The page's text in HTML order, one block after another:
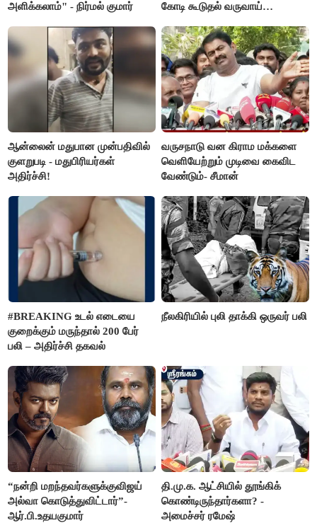
அளிக்கலாம்" - நிர்மல் குமார்
கோடி கூடுதல் வருவாய்
மார்க்கண்டேயன்
ஆன்லைன் மதுபான முன்பதிவில்
குளறுபடி - மதுபிரியர்கள்
அதிர்ச்சி!
வருசநாடு வன கிராம மக்களை
வெளியேற்றும் முடிவை கைவிட
வேண்டும்- சீமான்
#BREAKING உடல் எடையை
குறைக்கும் மருந்தால் 200 பேர்
பலி – அதிர்ச்சி தகவல்
நீலகிரியில் புலி தாக்கி ஒருவர் பலி
“நன்றி மறந்தவர்களுக்குவிஜய்
அல்வா கொடுத்துவிட்டார்”-
ஆர்.பி.உதயகுமார்
தி.மு.க. ஆட்சியில் தூங்கிக்
கொண்டிருந்தார்களா? -
அமைச்சர் ரமேஷ்